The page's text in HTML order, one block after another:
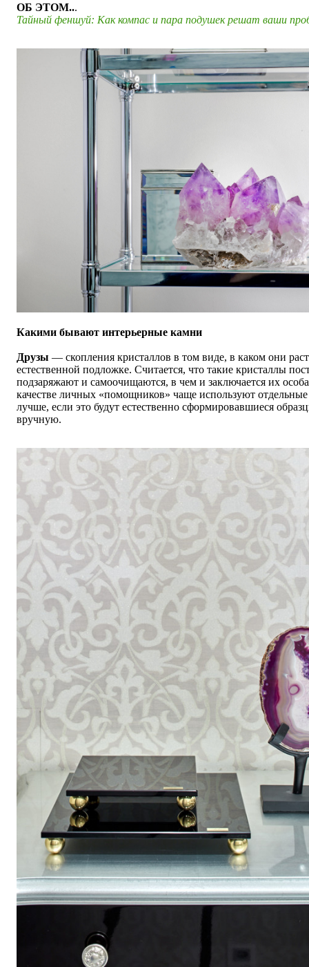
ОБ ЭТОМ...
Тайный феншуй: Как компас и пара подушек решат ваши
Какими бывают интерьерные камни
Друзы — скопления кристаллов в том виде, в каком они
естественной подложке. Считается, что такие кристаллы
подзаряжают и самоочищаются, в чем и заключается их
качестве личных «помощников» чаще используют
лучше, если это будут естественно сформировавшиеся
вручную.